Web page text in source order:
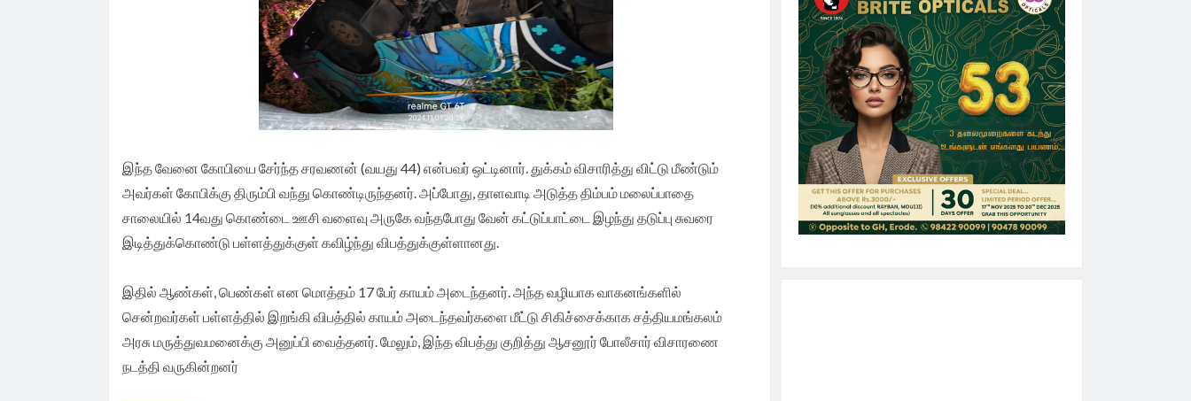
இந்த வேனை கோபியை சேர்ந்த சரவணன் (வயது 44) என்பவர் ஒட்டினார். துக்கம் விசாரித்து விட்டு மீண்டும்
அவர்கள் கோபிக்கு திரும்பி வந்து கொண்டிருந்தனர். அப்போது, தாளவாடி அடுத்த திம்பம் மலைப்பாதை
சாலையில் 14வது கொண்டை ஊசி வளைவு அருகே வந்தபோது வேன் கட்டுப்பாட்டை இழந்து தடுப்பு சுவரை
இடித்துக்கொண்டு பள்ளத்துக்குள் கவிழ்ந்து விபத்துக்குள்ளானது.
இதில் ஆண்கள், பெண்கள் என மொத்தம் 17 பேர் காயம் அடைந்தனர். அந்த வழியாக வாகனங்களில்
சென்றவர்கள் பள்ளத்தில் இறங்கி விபத்தில் காயம் அடைந்தவர்களை மீட்டு சிகிச்சைக்காக சத்தியமங்கலம்
அரசு மருத்துவமனைக்கு அனுப்பி வைத்தனர். மேலும், இந்த விபத்து குறித்து ஆசனூர் போலீசார் விசாரணை
நடத்தி வருகின்றனர்